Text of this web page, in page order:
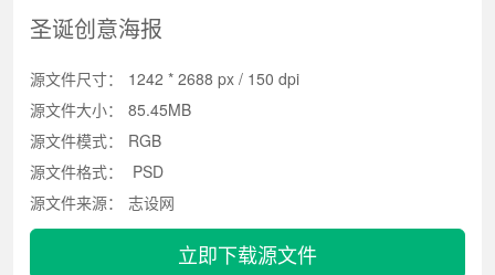
圣诞创意海报
源文件尺寸：
1242 * 2688 px / 150 dpi
源文件大小：
85.45MB
源文件模式：
RGB
源文件格式：
PSD
源文件来源：
志设网
立即下载源文件